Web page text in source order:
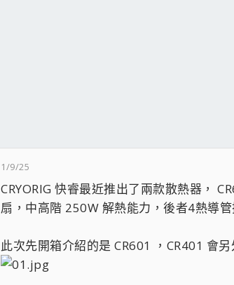
1/9/25
CRYORIG 快睿最近推出了兩款散熱器，
扇，中高階 250W 解熱能力，後者4熱導
此次先開箱介紹的是 CR601 ，CR401 會